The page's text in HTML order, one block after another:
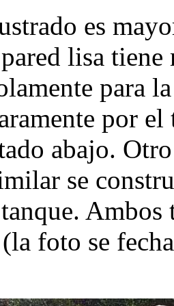
es
lisa tiene
para
por
abajo.
se
foto se